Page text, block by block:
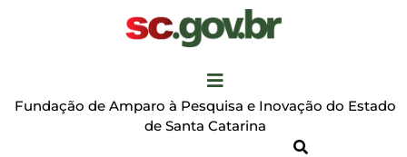
Fundação de Amparo à Pesquisa e Inovação do Estado
de Santa Catarina